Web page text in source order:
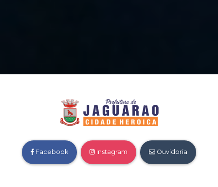
Facebook Instagram Ouvidoria